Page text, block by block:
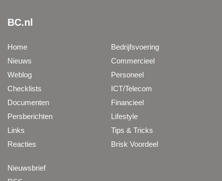
BC.nl
Home
Nieuws
Weblog
Checklists
Documenten
Persberichten
Links
Reacties
Bedrijfsvoering
Commercieel
Personeel
ICT/Telecom
Financieel
Lifestyle
Tips & Tricks
Brisk Voordeel
Nieuwsbrief